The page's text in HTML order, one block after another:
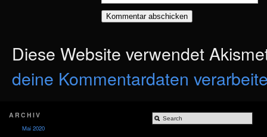
Diese Website verwendet
deine Kommentardaten
ARCHIV
Mai 2020